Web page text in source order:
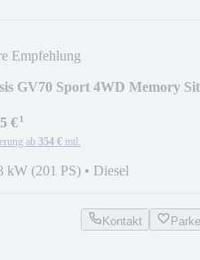
Empfehlung
GV70 Sport 4WD Memory
€¹
ab 354 € mtl.
kW (201 PS) • Diesel
Kontakt